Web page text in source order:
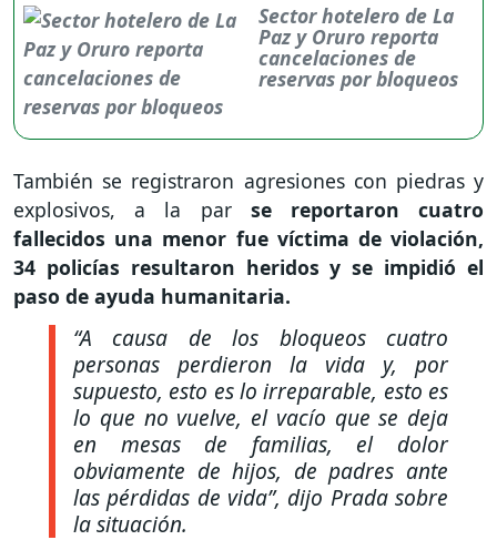
Sector hotelero de La
Paz y Oruro reporta
cancelaciones de
reservas por bloqueos
También se registraron agresiones con piedras y
explosivos, a la parse reportaron cuatro
fallecidos una menor fue víctima de violación,
34 policías resultaron heridos y se impidió el
paso de ayuda humanitaria.
“A causa de los bloqueos cuatro
personas perdieron la vida y, por
supuesto, esto es lo irreparable, esto es
lo que no vuelve, el vacío que se deja
en mesas de familias, el dolor
obviamente de hijos, de padres ante
las pérdidas de vida”, dijo Prada sobre
la situación.